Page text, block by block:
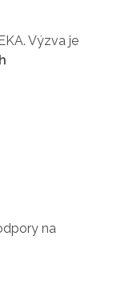
Výzva je
na